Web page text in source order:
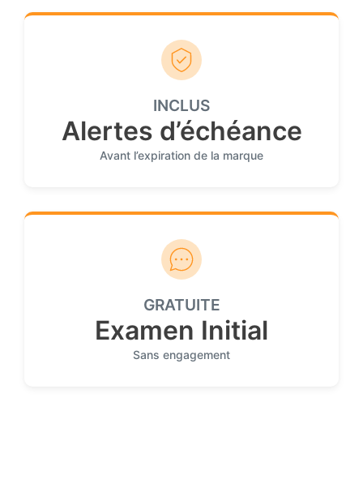
INCLUS
Alertes d’échéance
Avant l’expiration de la marque
GRATUITE
Examen Initial
Sans engagement